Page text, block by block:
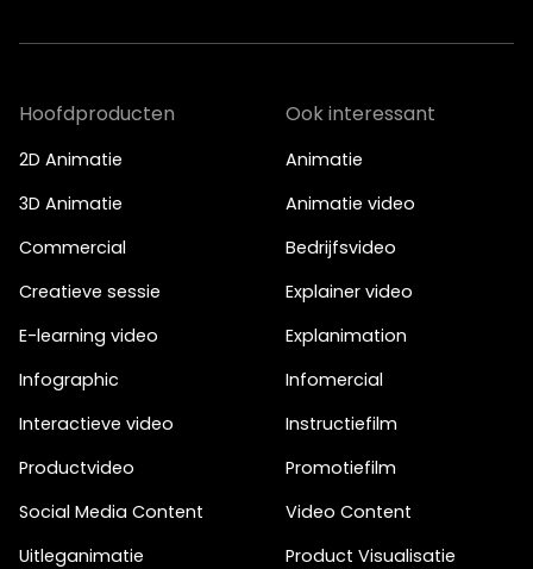
Vonderweg 26
040 - 84 34 090
Boeing Avenue 245
020 - 26 15 680
Hoofdproducten
2D Animatie
3D Animatie
Commercial
Creatieve sessie
E-learning video
Infographic
Interactieve video
Productvideo
Social Media Content
Uitleganimatie
Ook interessant
Animatie
Animatie video
Bedrijfsvideo
Explainer video
Explanimation
Infomercial
Instructiefilm
Promotiefilm
Video Content
Product Visualisatie